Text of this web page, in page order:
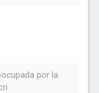
por la